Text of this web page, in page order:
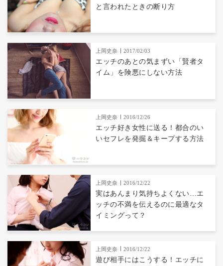
と言われたときの断り方
上岡史奈 2017/02/03
エッチのあとの気まずい「賢者タ
イム」を険悪にしない方法
上岡史奈 2016/12/26
エッチ好き女性に送る！都合のい
いセフレを発掘＆キープする方法
上岡史奈 2016/12/22
実はあんまり気持ちよくない…エ
ッチの不満を伝えるのに最適なタ
イミングって？
上岡史奈 2016/12/22
遊び相手にはこうする！エッチに